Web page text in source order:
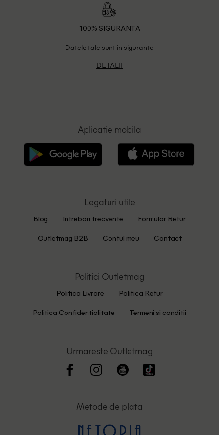
100% SIGURANTA
Datele tale sunt in siguranta
DETALII
Aplicatie mobila
Legaturi utile
Blog Intrebari frecvente Formular Retur
Outletmag B2B Contul meu Contact
Politici Outletmag
Politica Livrare Politica Retur
Politica Confidentialitate Termeni si conditii
Urmareste Outletmag
Metode de plata